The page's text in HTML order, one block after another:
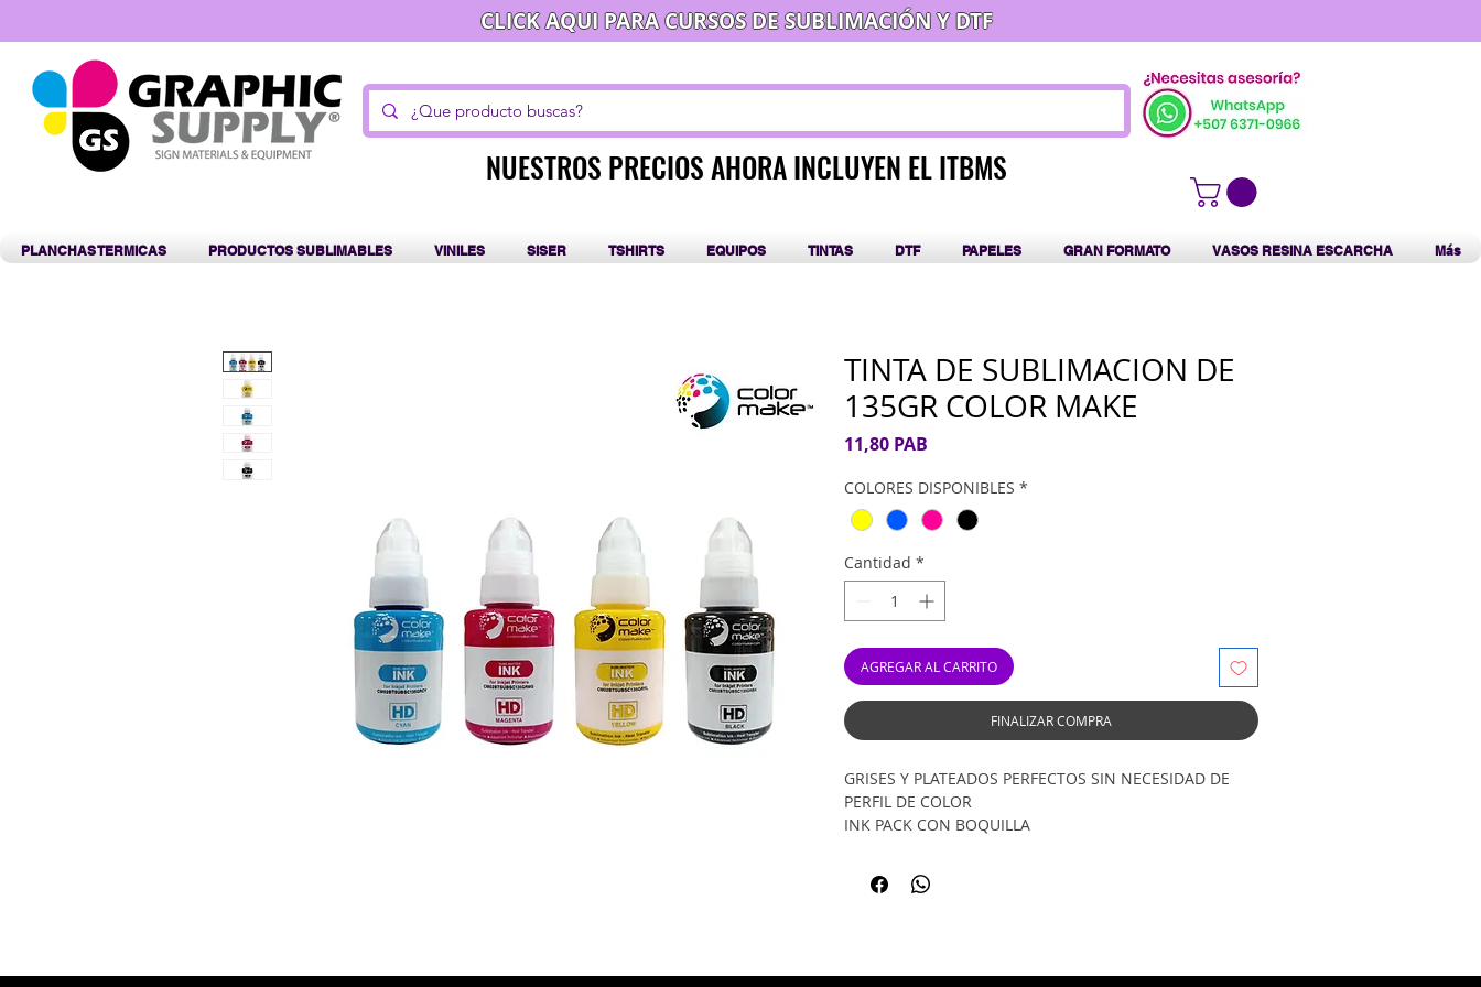
CLICK AQUI PARA CURSOS DE SUBLIMACIÓN Y DTF
NUESTROS PRECIOS AHORA INCLUYEN EL ITBMS
NUESTROS PRECIOS AHORA INCLUYEN EL ITBMS
PLANCHAS TERMICAS PRODUCTOS SUBLIMABLES VINILES SISER TSHIRTS EQUIPOS TINTAS DTF PAPELES GRAN FORMATO VASOS RESINA ESCARCHA Más
TINTA DE SUBLIMACION DE
135GR COLOR MAKE
11,80 PAB
COLORES DISPONIBLES *
Cantidad *
AGREGAR AL CARRITO
FINALIZAR COMPRA
GRISES Y PLATEADOS PERFECTOS SIN NECESIDAD DE
PERFIL DE COLOR
INK PACK CON BOQUILLA
SE RECOMIENDA USAR PERFIL DE COLOR
COLORMAKE